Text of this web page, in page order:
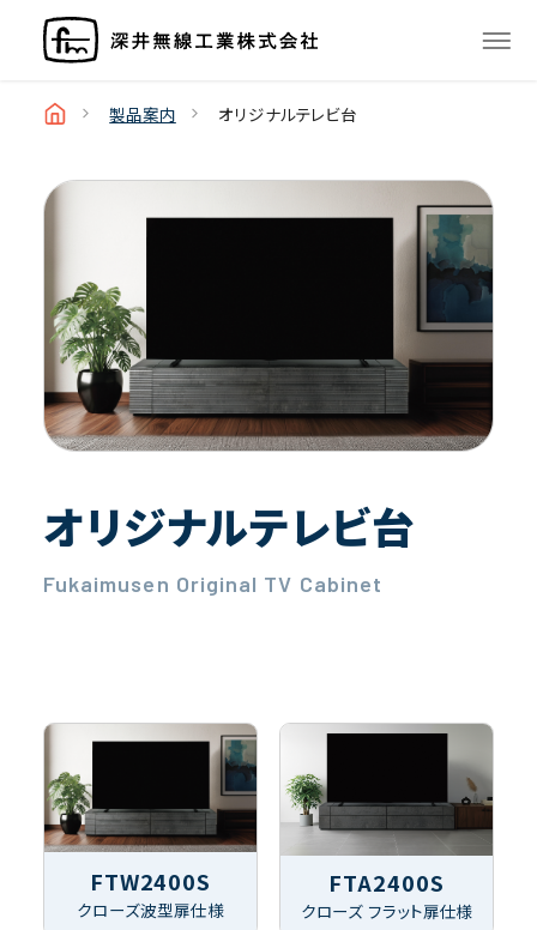
製品案内 オリジナルテレビ台
オリジナルテレビ台
Fukaimusen Original TV Cabinet
FTW2400S
クローズ波型扉仕様
FTA2400S
クローズ フラット扉仕様